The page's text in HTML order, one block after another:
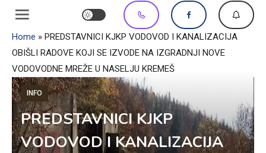
Home » PREDSTAVNICI KJKP VODOVOD I KANALIZACIJA
OBIŠLI RADOVE KOJI SE IZVODE NA IZGRADNJI NOVE
VODOVODNE MREŽE U NASELJU KREMEŠ
INFO
PREDSTAVNICI KJKP
VODOVOD I KANALIZACIJA